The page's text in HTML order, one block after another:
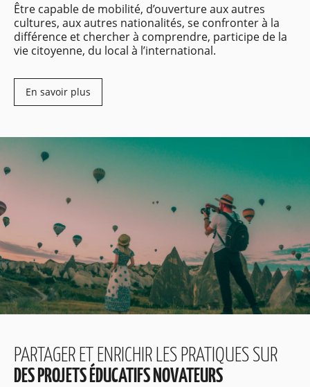
Être capable de mobilité, d’ouverture aux autres
cultures, aux autres nationalités, se confronter à la
différence et chercher à comprendre, participe de la
vie citoyenne, du local à l’international.
En savoir plus
PARTAGER ET ENRICHIR LES PRATIQUES SUR
DES PROJETS ÉDUCATIFS NOVATEURS